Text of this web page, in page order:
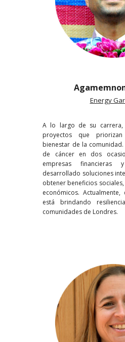
Energy
A lo largo de su carrera,
proyectos que
bienestar de la
de cáncer en dos
empresas financieras
desarrollado soluciones
obtener beneficios
económicos. Actualmente,
está brindando
comunidades de Londres.